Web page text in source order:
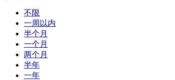
不限
一周以内
半个月
一个月
两个月
半年
一年